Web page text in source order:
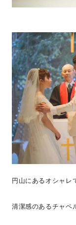
円山にあるオシャレ
清潔感のあるチャペ